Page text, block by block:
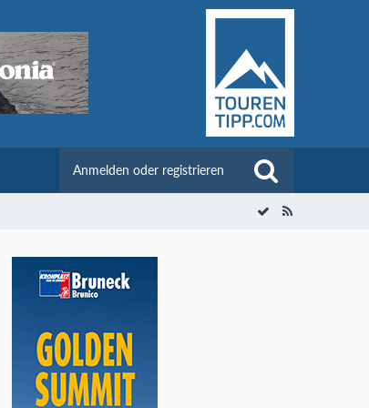
Anmelden oder registrieren